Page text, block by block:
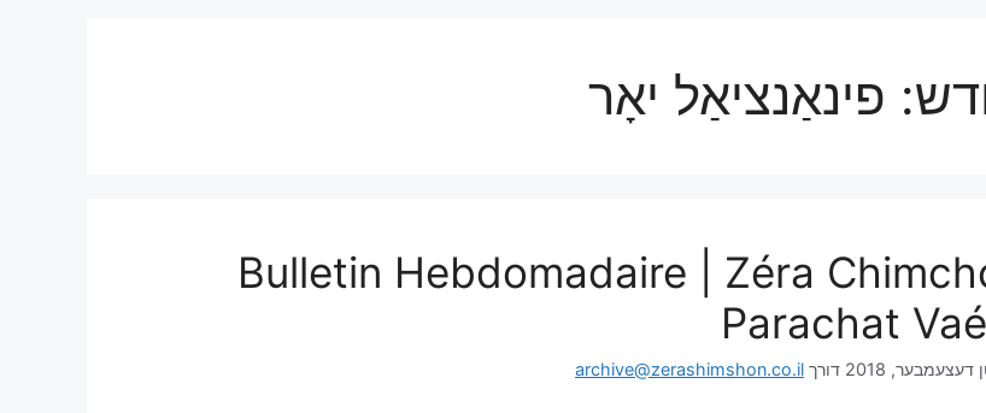
פינאַנציאַל יאָר
Bulletin Hebdomadaire | Zéra
Parachat
דורך archive@zerashimshon.co.il